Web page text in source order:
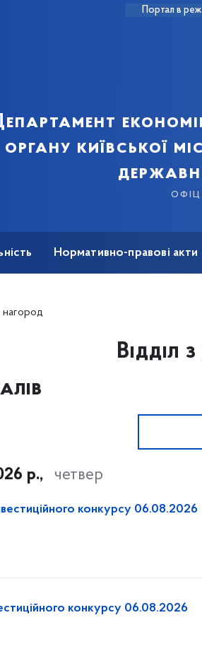
Портал в
органу київської
Нормативно-правові акти
нагород
Відділ
р., четвер
конкурсу 06.08.2026
конкурсу 06.08.2026